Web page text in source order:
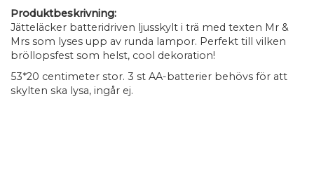
Produktbeskrivning:
Jätteläcker batteridriven ljusskylt i trä med texten Mr &
Mrs som lyses upp av runda lampor. Perfekt till vilken
bröllopsfest som helst, cool dekoration!
53*20 centimeter stor. 3 st AA-batterier behövs för att
skylten ska lysa, ingår ej.